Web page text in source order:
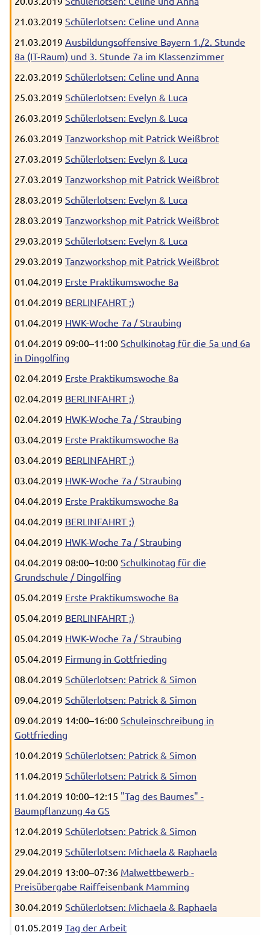
21.03.2019 Schülerlotsen: Celine und Anna
21.03.2019 Ausbildungsoffensive Bayern 1./2. Stunde
8a (IT-Raum) und 3. Stunde 7a im Klassenzimmer
22.03.2019 Schülerlotsen: Celine und Anna
25.03.2019 Schülerlotsen: Evelyn & Luca
26.03.2019 Schülerlotsen: Evelyn & Luca
26.03.2019 Tanzworkshop mit Patrick Weißbrot
27.03.2019 Schülerlotsen: Evelyn & Luca
27.03.2019 Tanzworkshop mit Patrick Weißbrot
28.03.2019 Schülerlotsen: Evelyn & Luca
28.03.2019 Tanzworkshop mit Patrick Weißbrot
29.03.2019 Schülerlotsen: Evelyn & Luca
29.03.2019 Tanzworkshop mit Patrick Weißbrot
01.04.2019 Erste Praktikumswoche 8a
01.04.2019 BERLINFAHRT ;)
01.04.2019 HWK-Woche 7a / Straubing
01.04.2019 09:00–11:00 Schulkinotag für die 5a und 6a
in Dingolfing
02.04.2019 Erste Praktikumswoche 8a
02.04.2019 BERLINFAHRT ;)
02.04.2019 HWK-Woche 7a / Straubing
03.04.2019 Erste Praktikumswoche 8a
03.04.2019 BERLINFAHRT ;)
03.04.2019 HWK-Woche 7a / Straubing
04.04.2019 Erste Praktikumswoche 8a
04.04.2019 BERLINFAHRT ;)
04.04.2019 HWK-Woche 7a / Straubing
04.04.2019 08:00–10:00 Schulkinotag für die
Grundschule / Dingolfing
05.04.2019 Erste Praktikumswoche 8a
05.04.2019 BERLINFAHRT ;)
05.04.2019 HWK-Woche 7a / Straubing
05.04.2019 Firmung in Gottfrieding
08.04.2019 Schülerlotsen: Patrick & Simon
09.04.2019 Schülerlotsen: Patrick & Simon
09.04.2019 14:00–16:00 Schuleinschreibung in
Gottfrieding
10.04.2019 Schülerlotsen: Patrick & Simon
11.04.2019 Schülerlotsen: Patrick & Simon
11.04.2019 10:00–12:15 "Tag des Baumes" -
Baumpflanzung 4a GS
12.04.2019 Schülerlotsen: Patrick & Simon
29.04.2019 Schülerlotsen: Michaela & Raphaela
29.04.2019 13:00–07:36 Malwettbewerb -
Preisübergabe Raiffeisenbank Mamming
30.04.2019 Schülerlotsen: Michaela & Raphaela
01.05.2019 Tag der Arbeit